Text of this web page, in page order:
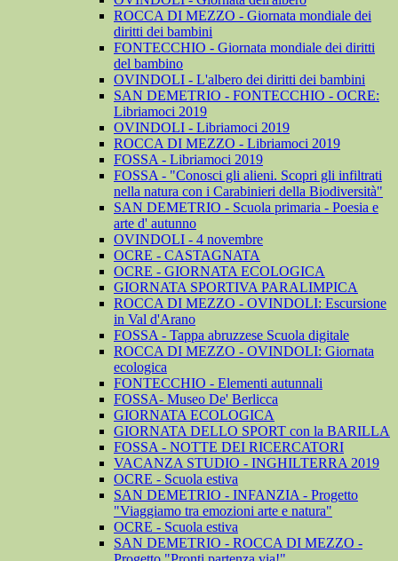
ROCCA DI MEZZO - Giornata mondiale dei
diritti dei bambini
FONTECCHIO - Giornata mondiale dei diritti
del bambino
OVINDOLI - L'albero dei diritti dei bambini
SAN DEMETRIO - FONTECCHIO - OCRE:
Libriamoci 2019
OVINDOLI - Libriamoci 2019
ROCCA DI MEZZO - Libriamoci 2019
FOSSA - Libriamoci 2019
FOSSA - "Conosci gli alieni. Scopri gli infiltrati
nella natura con i Carabinieri della Biodiversità"
SAN DEMETRIO - Scuola primaria - Poesia e
arte d' autunno
OVINDOLI - 4 novembre
OCRE - CASTAGNATA
OCRE - GIORNATA ECOLOGICA
GIORNATA SPORTIVA PARALIMPICA
ROCCA DI MEZZO - OVINDOLI: Escursione
in Val d'Arano
FOSSA - Tappa abruzzese Scuola digitale
ROCCA DI MEZZO - OVINDOLI: Giornata
ecologica
FONTECCHIO - Elementi autunnali
FOSSA- Museo De' Berlicca
GIORNATA ECOLOGICA
GIORNATA DELLO SPORT con la BARILLA
FOSSA - NOTTE DEI RICERCATORI
VACANZA STUDIO - INGHILTERRA 2019
OCRE - Scuola estiva
SAN DEMETRIO - INFANZIA - Progetto
"Viaggiamo tra emozioni arte e natura"
OCRE - Scuola estiva
SAN DEMETRIO - ROCCA DI MEZZO -